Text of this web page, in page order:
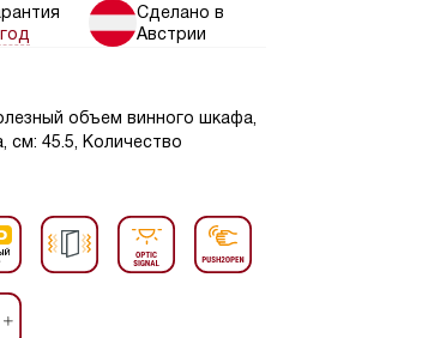
Сделано в
Австрии
объем винного шкафа,
см: 45.5, Количество